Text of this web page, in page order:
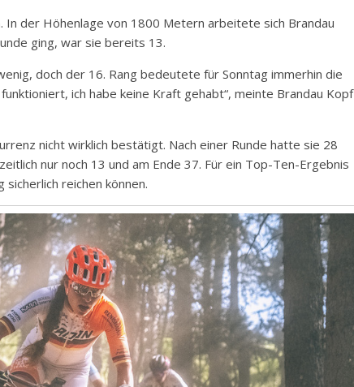
der Höhenlage von 1800 Metern arbeitete sich Brandau
ging, war sie bereits 13.
doch der 16. Rang bedeutete für Sonntag immerhin die
ich habe keine Kraft gehabt“, meinte Brandau Kopf
nicht wirklich bestätigt. Nach einer Runde hatte sie 28
nur noch 13 und am Ende 37. Für ein Top-Ten-Ergebnis
reichen können.